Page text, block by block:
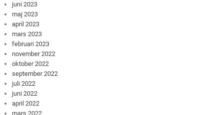
juni 2023
maj 2023
april 2023
mars 2023
februari 2023
november 2022
oktober 2022
september 2022
juli 2022
juni 2022
april 2022
mars 2022